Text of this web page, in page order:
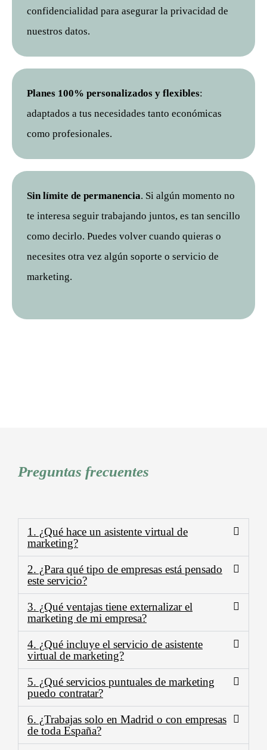
confidencialidad para asegurar la privacidad de
nuestros datos.
Planes 100% personalizados y flexibles:
adaptados a tus necesidades tanto económicas
como profesionales.
Sin límite de permanencia. Si algún momento no
te interesa seguir trabajando juntos, es tan sencillo
como decirlo. Puedes volver cuando quieras o
necesites otra vez algún soporte o servicio de
marketing.
Preguntas frecuentes
1. ¿Qué hace un asistente virtual de
marketing?
2. ¿Para qué tipo de empresas está pensado
este servicio?
3. ¿Qué ventajas tiene externalizar el
marketing de mi empresa?
4. ¿Qué incluye el servicio de asistente
virtual de marketing?
5. ¿Qué servicios puntuales de marketing
puedo contratar?
6. ¿Trabajas solo en Madrid o con empresas
de toda España?